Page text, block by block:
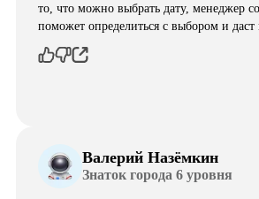
то, что можно выбрать дату, менеджер
поможет определиться с выбором и
Валерий Назёмкин
Знаток города 6 уровня